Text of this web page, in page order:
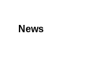
News